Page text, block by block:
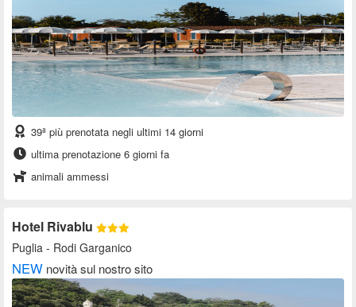
39ª più prenotata negli ultimi 14 giorni
ultima prenotazione 6 giorni fa
animali ammessi
Hotel Rivablu
Puglia - Rodi Garganico
NEW novità sul nostro sito